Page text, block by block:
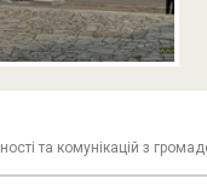
та комунікацій з